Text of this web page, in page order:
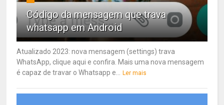
Código da mensagem que trava
whatsapp em Android
Atualizado 2023: nova mensagem (settings) trava
WhatsApp, clique aqui e confira. Mais uma nova mensagem
é capaz de travar o Whatsapp e...
Ler mais